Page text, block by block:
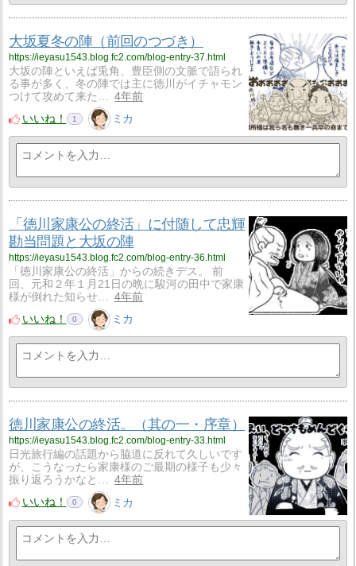
大坂夏冬の陣（前回のつづき）
https://ieyasu1543.blog.fc2.com/blog-entry-37.html
大坂の陣といえば兎角、豊臣側の文脈で語られ
る事が多く、冬の陣では主に徳川がイチャモン
つけて攻めて来た…
4年前
いいね！
1 ミカ
「徳川家康公の終活」に付随して忠輝
勘当問題と大坂の陣
https://ieyasu1543.blog.fc2.com/blog-entry-36.html
「徳川家康公の終活」からの続きデス。 前
回、元和２年１月21日の晩に駿河の田中で家康
様が倒れた知らせ…
4年前
いいね！
0 ミカ
徳川家康公の終活。（其の一・序章）
https://ieyasu1543.blog.fc2.com/blog-entry-33.html
日光旅行編の話題から脇道に反れて久しいです
が、こうなったら家康様のご最期の様子も少々
振り返ろうかなと…
4年前
いいね！
0 ミカ